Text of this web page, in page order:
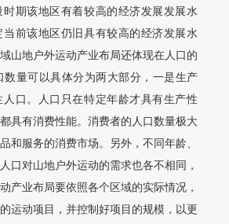
期该地区有着较高的经济发展发展水
前该地区仍旧具有较高的经济发展水
山地户外运动产业布局还体现在人口的
数量可以具体分为两大部分，一是生产
口。人口只在特定年龄才具有生产性
具有消费性能。消费者的人口数量极大
和服务的消费市场。另外，不同年龄、
口对山地户外运动的需求也各不相同，
产业布局要依照各个区域的实际情况，
运动项目，并控制好项目的规模，以更